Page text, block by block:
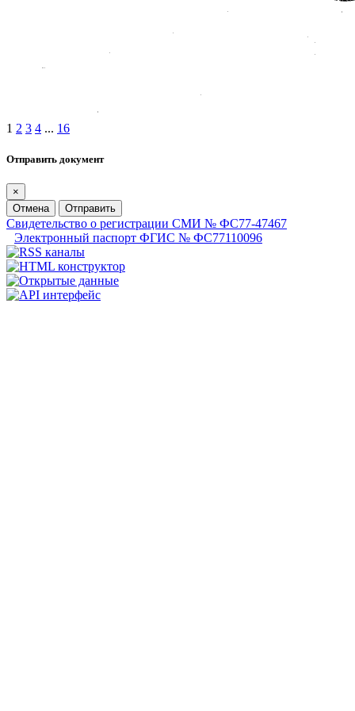
1 2 3 4 ... 16
Отправить документ
×
Отмена
Отправить
Свидетельство о регистрации СМИ № ФС77-47467
Электронный паспорт ФГИС № ФС77110096